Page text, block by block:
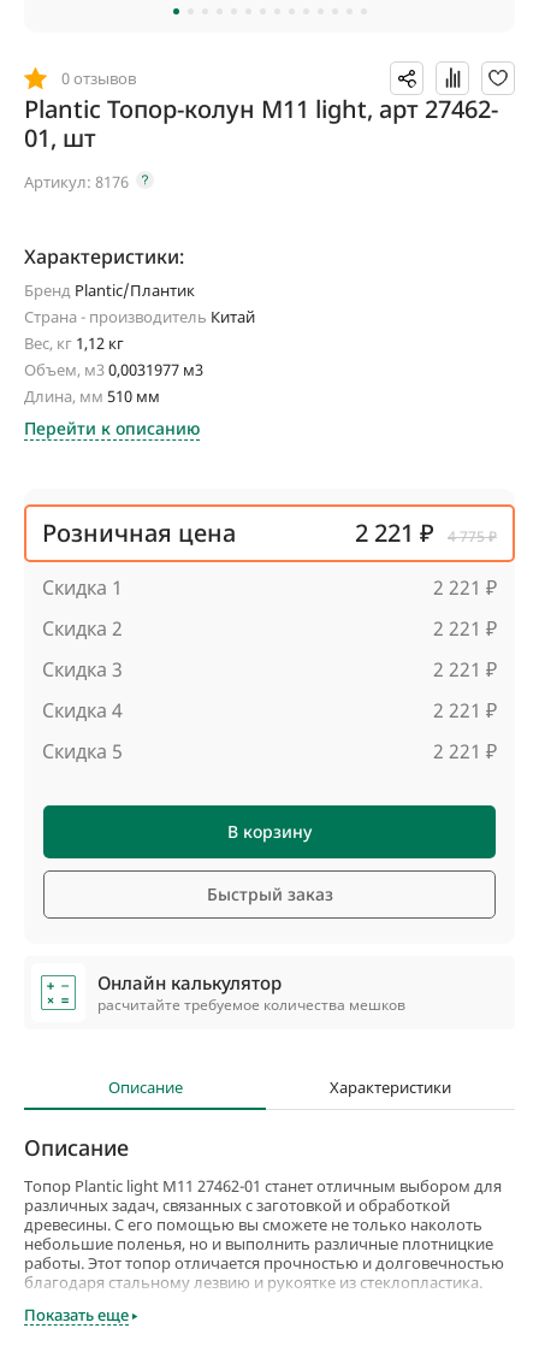
0 отзывов
Plantic Топор-колун M11 light, арт 27462-
01, шт
Артикул: 8176
Характеристики:
Бренд Plantic/Плантик
Страна - производитель Китай
Вес, кг 1,12 кг
Объем, м30,0031977 м3
Длина, мм 510 мм
Перейти к описанию
Розничная цена 2 221 ₽ 4 775 ₽
Скидка 1
2 221 ₽
Скидка 2
2 221 ₽
Скидка 3
2 221 ₽
Скидка 4
2 221 ₽
Скидка 5
2 221 ₽
В корзину
Быстрый заказ
Онлайн калькулятор
расчитайте требуемое количества мешков
Описание Характеристики
Описание
Топор Plantic light M11 27462-01 станет отличным выбором для
различных задач, связанных с заготовкой и обработкой
древесины. С его помощью вы сможете не только наколоть
небольшие поленья, но и выполнить различные плотницкие
работы. Этот топор отличается прочностью и долговечностью
благодаря стальному лезвию и рукоятке из стеклопластика.
Общая длина инструмента составляет 45 см, что обеспечивает
Показать еще